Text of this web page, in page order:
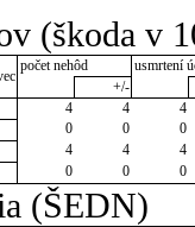
(škoda v
počet nehôd
usmrtení
+/-
4 4
4
0 0
0
4 4
4
0 0 0
(ŠEDN)